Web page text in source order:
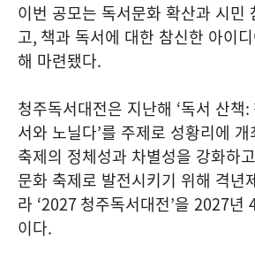
이번 공모는 독서문화 확산과 시민
고, 책과 독서에 대한 참신한 아이
해 마련됐다.
청주독서대전은 지난해 ‘독서 산책:
서와 노닐다’를 주제로 성황리에 개
축제의 정체성과 차별성을 강화하
문화 축제로 발전시키기 위해 격년
라 ‘2027청주독서대전’을 2027년
이다.